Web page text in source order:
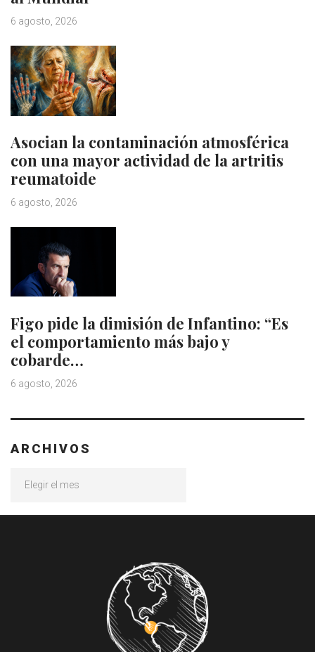
6 agosto, 2026
Asocian la contaminación atmosférica
con una mayor actividad de la artritis
reumatoide
6 agosto, 2026
Figo pide la dimisión de Infantino: “Es
el comportamiento más bajo y
cobarde…
6 agosto, 2026
ARCHIVOS